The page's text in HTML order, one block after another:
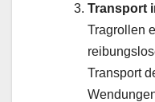
Transport
Tragrollen
Transport